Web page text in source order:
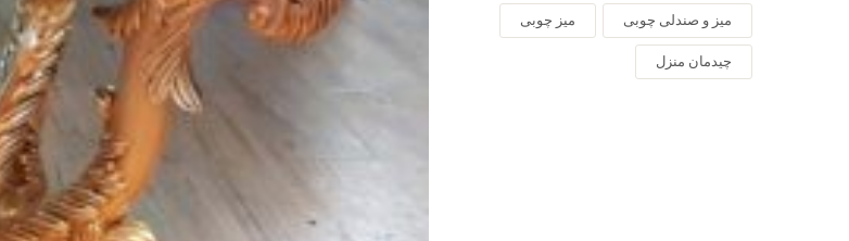
میز و صندلی چوبی میز چوبی
چیدمان منزل